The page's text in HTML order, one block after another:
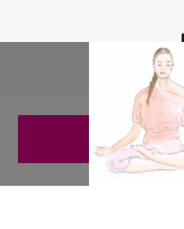
Copyrights